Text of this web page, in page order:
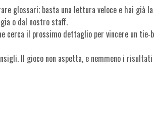
glossari; basta una lettura veloce e hai già
o dal nostro staff.
il prossimo dettaglio per vincere un
Il gioco non aspetta, e nemmeno i